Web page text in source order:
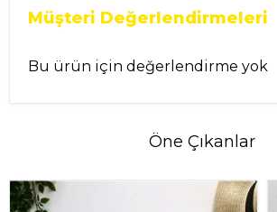
Müşteri Değerlendirmeleri
Bu ürün için değerlendirme yok
Öne Çıkanlar